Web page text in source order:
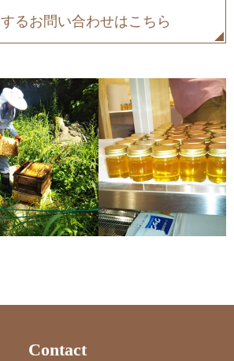
るお問い合わせはこちら
Contact